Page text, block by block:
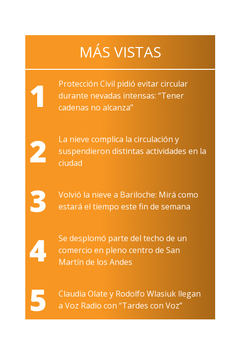
MÁS VISTAS
1
Protección Civil pidió evitar circular
durante nevadas intensas: “Tener
cadenas no alcanza”
2
La nieve complica la circulación y
suspendieron distintas actividades en la
ciudad
3
Volvió la nieve a Bariloche: Mirá como
estará el tiempo este fin de semana
4
Se desplomó parte del techo de un
comercio en pleno centro de San
Martín de los Andes
5
Claudia Olate y Rodolfo Wlasiuk llegan
a Voz Radio con “Tardes con Voz”